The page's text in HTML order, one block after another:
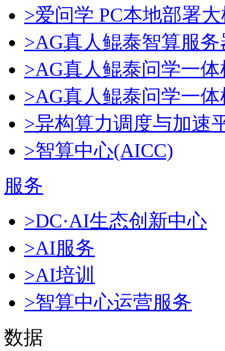
>爱问学 PC本地部署
>AG真人鲲泰智算服务
>AG真人鲲泰问学一体
>AG真人鲲泰问学一体
>异构算力调度与加速
>智算中心(AICC)
服务
>DC·AI生态创新中心
>AI服务
>AI培训
>智算中心运营服务
数据